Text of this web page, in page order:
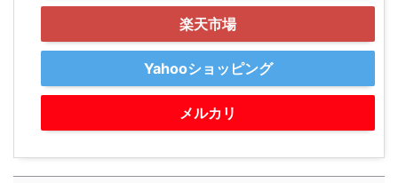
楽天市場
Yahooショッピング
メルカリ